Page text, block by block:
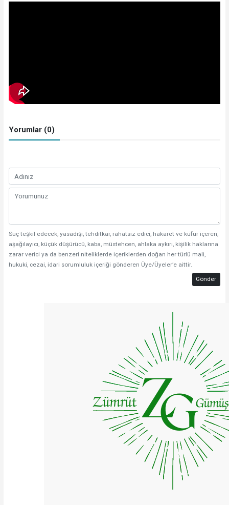
Yorumlar (0)
Suç teşkil edecek, yasadışı, tehditkar, rahatsız edici, hakaret ve küfür içeren,
aşağılayıcı, küçük düşürücü, kaba, müstehcen, ahlaka aykırı, kişilik haklarına
zarar verici ya da benzeri niteliklerde içeriklerden doğan her türlü mali,
hukuki, cezai, idari sorumluluk içeriği gönderen Üye/Üyeler’e aittir.
Gönder